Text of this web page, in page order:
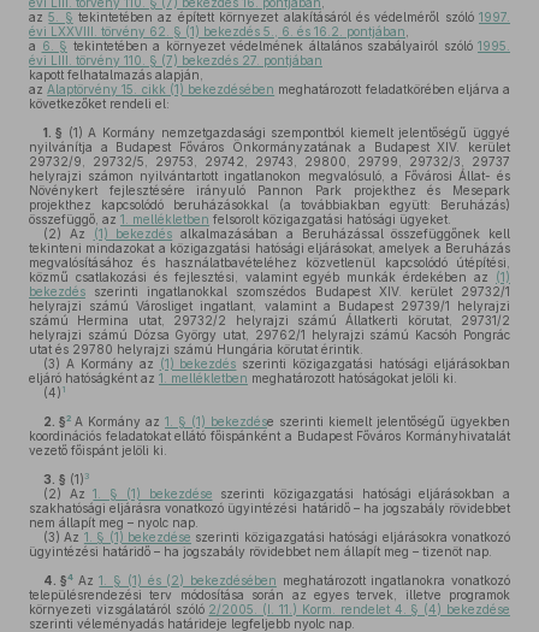
az5. § tekintetében az épített környezet alakításáról és védelméről szóló1997.
évi LXXVIII. törvény 62. § (1) bekezdés 5., 6. és 16.2. pontjában
a 6. § tekintetében a környezet védelmének általános szabályairól szóló 1995.
évi LIII. törvény 110. § (7) bekezdés 27. pontjában
kapott felhatalmazás alapján,
az Alaptörvény 15. cikk (1) bekezdésében meghatározott feladatkörében eljárva a
következőket rendeli el:
1. § (1) A Kormány nemzetgazdasági szempontból kiemelt jelentőségű üggyé
nyilvánítja a Budapest Főváros Önkormányzatának a Budapest XIV. kerület
29732/9, 29732/5, 29753, 29742, 29743, 29800, 29799, 29732/3, 29737
helyrajzi számon nyilvántartott ingatlanokon megvalósuló, a Fővárosi Állat- és
Növénykert fejlesztésére irányuló Pannon Park projekthez és Mesepark
projekthez kapcsolódó beruházásokkal (a továbbiakban együtt: Beruházás)
összefüggő, az 1. mellékletben felsorolt közigazgatási hatósági ügyeket.
(2) Az (1) bekezdés alkalmazásában a Beruházással összefüggőnek kell
tekinteni mindazokat a közigazgatási hatósági eljárásokat, amelyek a Beruházás
megvalósításához és használatbavételéhez közvetlenül kapcsolódó útépítési,
közmű csatlakozási és fejlesztési, valamint egyéb munkák érdekében az (1)
bekezdés szerinti ingatlanokkal szomszédos Budapest XIV. kerület 29732/1
helyrajzi számú Városliget ingatlant, valamint a Budapest 29739/1 helyrajzi
számú Hermina utat, 29732/2 helyrajzi számú Állatkerti körutat, 29731/2
helyrajzi számú Dózsa György utat, 29762/1 helyrajzi számú Kacsóh Pongrác
utat és 29780 helyrajzi számú Hungária körutat érintik.
(3) A Kormány az (1) bekezdés szerinti közigazgatási hatósági eljárásokban
eljáró hatóságként az 1. mellékletben meghatározott hatóságokat jelöli ki.
(4) 1
2. §2 A Kormány az 1. § (1) bekezdése szerinti kiemelt jelentőségű ügyekben
koordinációs feladatokat ellátó főispánként a Budapest Főváros Kormányhivatalát
vezető főispánt jelöli ki.
3. § (1) 3
(2) Az1. § (1) bekezdése szerinti közigazgatási hatósági eljárásokban a
szakhatósági eljárásra vonatkozó ügyintézési határidő – ha jogszabály rövidebbet
nem állapít meg – nyolc nap.
(3) Az 1. § (1) bekezdése szerinti közigazgatási hatósági eljárásokra vonatkozó
ügyintézési határidő – ha jogszabály rövidebbet nem állapít meg – tizenöt nap.
4. §4 Az1. § (1) és (2) bekezdésében meghatározott ingatlanokra vonatkozó
településrendezési terv módosítása során az egyes tervek, illetve programok
környezeti vizsgálatáról szóló 2/2005. (I. 11.) Korm. rendelet 4. § (4) bekezdése
szerinti véleményadás határideje legfeljebb nyolc nap.